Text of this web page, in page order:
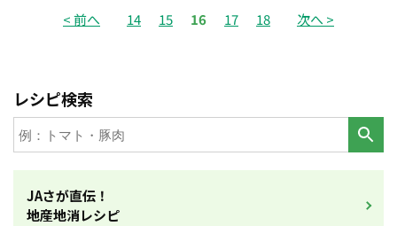
< 前へ 14 15 16 17 18 次へ >
レシピ検索
JAさが直伝！
地産地消レシピ